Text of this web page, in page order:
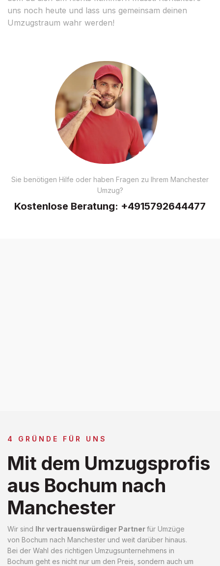
uns noch heute und lass uns gemeinsam deinen
Umzugstraum wahr werden!
Sie benötigen Hilfe oder haben Fragen zu Ihrem Manchester
Umzug?
Kostenlose Beratung: +4915792644477
4 GRÜNDE FÜR UNS
Mit dem Umzugsprofis
aus Bochum nach
Manchester
Wir sind Ihr vertrauenswürdiger Partnerfür Umzüge
von Bochum nach Manchester und weit darüber hinaus.
Bei der Wahl des richtigen Umzugsunternehmens in
Bochum geht es nicht nur um den Preis, sondern auch um